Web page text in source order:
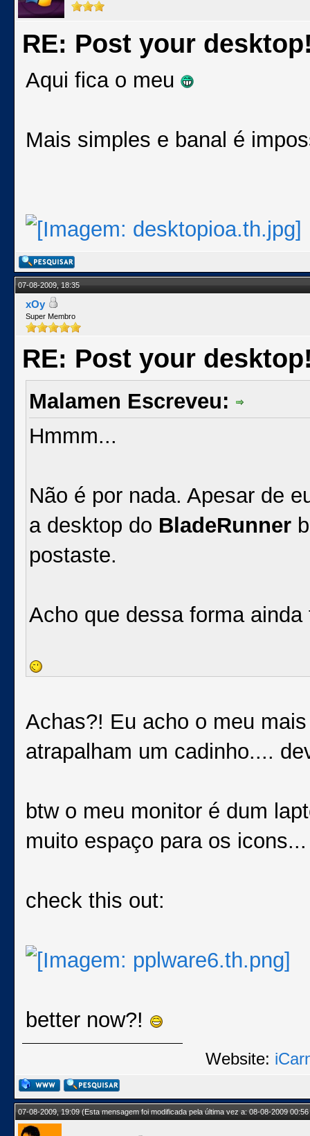
RE: Post your
Aqui fica o meu
Mais simples e banal é
07-08-2009, 18:35
xOy
Super Membro
RE: Post your
Malamen Escreveu:
Hmmm...
Não é por nada. Apesar de
a desktop do BladeRunner
postaste.
Acho que dessa forma
Achas?! Eu acho o meu
atrapalham um cadinho....
btw o meu monitor é dum
muito espaço para os
check this out:
better now?!
Website:
07-08-2009, 19:09(Esta mensagem foi modificada pela última vez a: 08-08-2009